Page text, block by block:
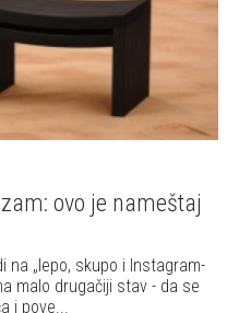
ovo je nameštaj
„lepo, skupo i Instagram-
malo drugačiji stav - da se
i pove...